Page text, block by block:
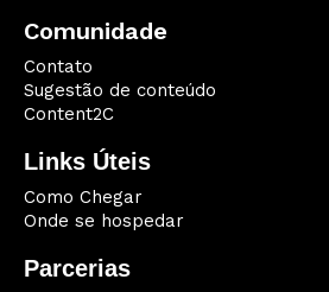
Comunidade
Contato
Sugestão de conteúdo
Content2C
Links Úteis
Como Chegar
Onde se hospedar
Parcerias